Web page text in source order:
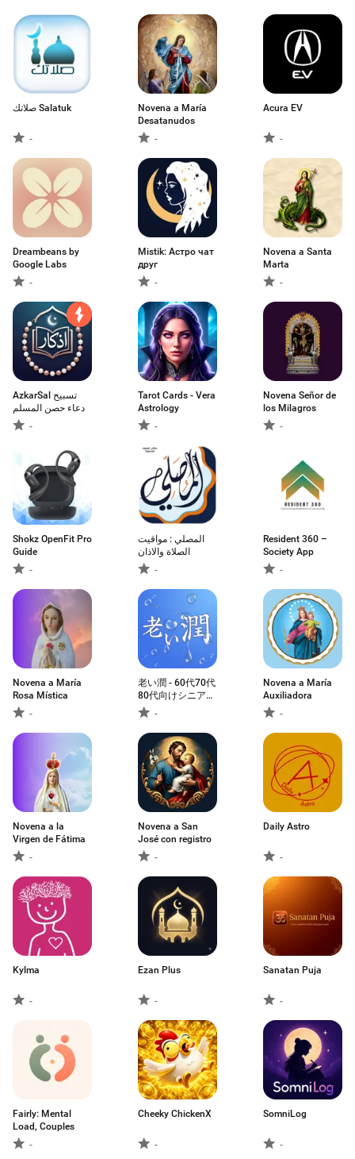
صلاتك Salatuk
-
Novena a María
Desatanudos
-
Acura EV
-
Dreambeans by
Google Labs
-
Mistik: Астро чат
друг
-
Novena a Santa
Marta
-
AzkarSal تسبيح
دعاء حصن المسلم
-
Tarot Cards - Vera
Astrology
-
Novena Señor de
los Milagros
-
Shokz OpenFit Pro
Guide
-
المصلي : مواقيت
الصلاة والاذان
-
Resident 360 –
Society App
-
Novena a María
Rosa Mística
-
老い潤 - 60代70代
80代向けシニア専
用アプリ
-
Novena a María
Auxiliadora
-
Novena a la
Virgen de Fátima
-
Novena a San
José con registro
-
Daily Astro
-
Kylma
-
Ezan Plus
-
Sanatan Puja
-
Fairly: Mental
Load, Couples
-
Cheeky ChickenX
-
SomniLog
-